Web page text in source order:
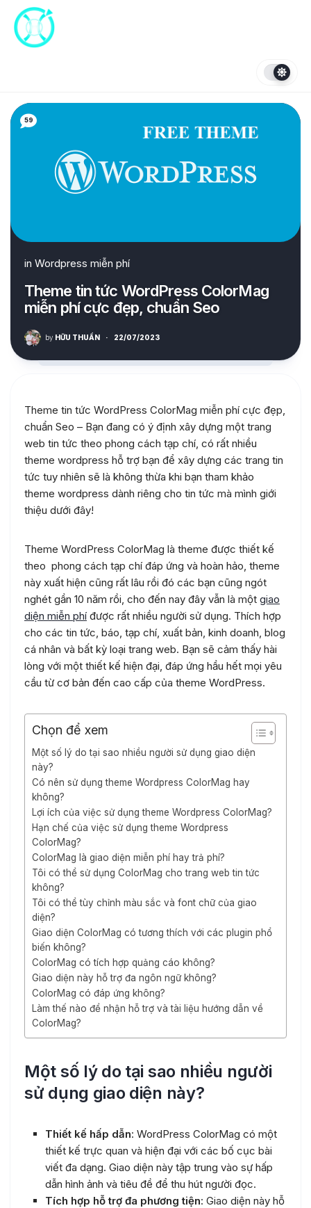
content
59
in Wordpress miễn phí
Theme tin tức WordPress ColorMag
miễn phí cực đẹp, chuẩn Seo
by HỮU THUẦN · 22/07/2023
Theme tin tức WordPress ColorMag miễn phí cực đẹp,
chuẩn Seo – Bạn đang có ý định xây dựng một trang
web tin tức theo phong cách tạp chí, có rất nhiều
theme wordpress hỗ trợ bạn để xây dựng các trang tin
tức tuy nhiên sẽ là không thừa khi bạn tham khảo
theme wordpress dành riêng cho tin tức mà mình giới
thiệu dưới đây!
Theme WordPress ColorMag là theme được thiết kế
theo phong cách tạp chí đáp ứng và hoàn hảo, theme
này xuất hiện cũng rất lâu rồi đó các bạn cũng ngót
nghét gần 10 năm rồi, cho đến nay đây vẫn là một giao
diện miễn phí được rất nhiều người sử dụng. Thích hợp
cho các tin tức, báo, tạp chí, xuất bản, kinh doanh, blog
cá nhân và bất kỳ loại trang web. Bạn sẽ cảm thấy hài
lòng với một thiết kế hiện đại, đáp ứng hầu hết mọi yêu
cầu từ cơ bản đến cao cấp của theme WordPress.
Chọn để xem
Một số lý do tại sao nhiều người sử dụng giao diện
này?
Có nên sử dụng theme Wordpress ColorMag hay
không?
Lợi ích của việc sử dụng theme Wordpress ColorMag?
Hạn chế của việc sử dụng theme Wordpress
ColorMag?
ColorMag là giao diện miễn phí hay trả phí?
Tôi có thể sử dụng ColorMag cho trang web tin tức
không?
Tôi có thể tùy chỉnh màu sắc và font chữ của giao
diện?
Giao diện ColorMag có tương thích với các plugin phổ
biến không?
ColorMag có tích hợp quảng cáo không?
Giao diện này hỗ trợ đa ngôn ngữ không?
ColorMag có đáp ứng không?
Làm thế nào để nhận hỗ trợ và tài liệu hướng dẫn về
ColorMag?
Một số lý do tại sao nhiều người
sử dụng giao diện này?
Thiết kế hấp dẫn: WordPress ColorMag có một
thiết kế trực quan và hiện đại với các bố cục bài
viết đa dạng. Giao diện này tập trung vào sự hấp
dẫn hình ảnh và tiêu đề để thu hút người đọc.
Tích hợp hỗ trợ đa phương tiện: Giao diện này hỗ